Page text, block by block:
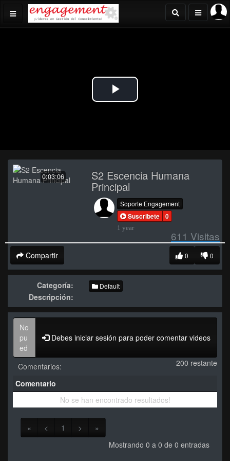
Play
0:03:06 S2 Escencia Humana
Principal
Soporte Engagement
Suscribete 0
1 year
611 Visitas
Compartir 0
0
Categoría: Default
Descripción:
Debes iniciar sesión para poder comentar videos
200 restante
Comentarios:
Comentario
No se han encontrado resultados!
« < 1 >
»
Mostrando 0 a 0 de 0 entradas